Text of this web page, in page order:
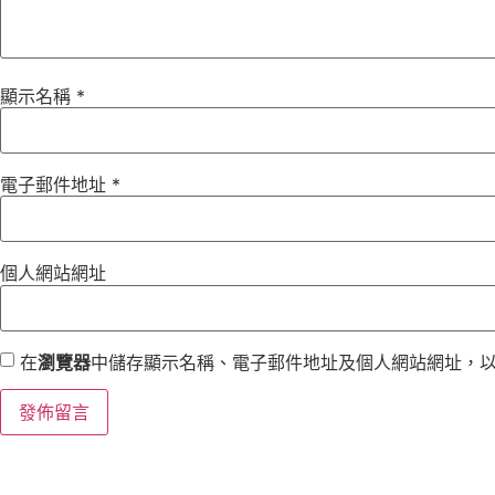
顯示名稱 *
電子郵件地址 *
個人網站網址
在瀏覽器中儲存顯示名稱、電子郵件地址及個人網站網址，